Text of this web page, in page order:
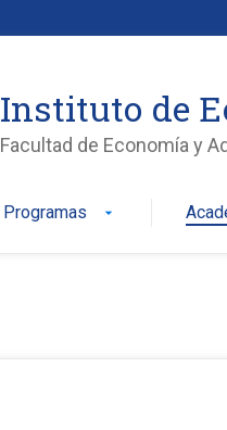
Instituto de
Facultad de Economía y
Programas arrow_drop_down